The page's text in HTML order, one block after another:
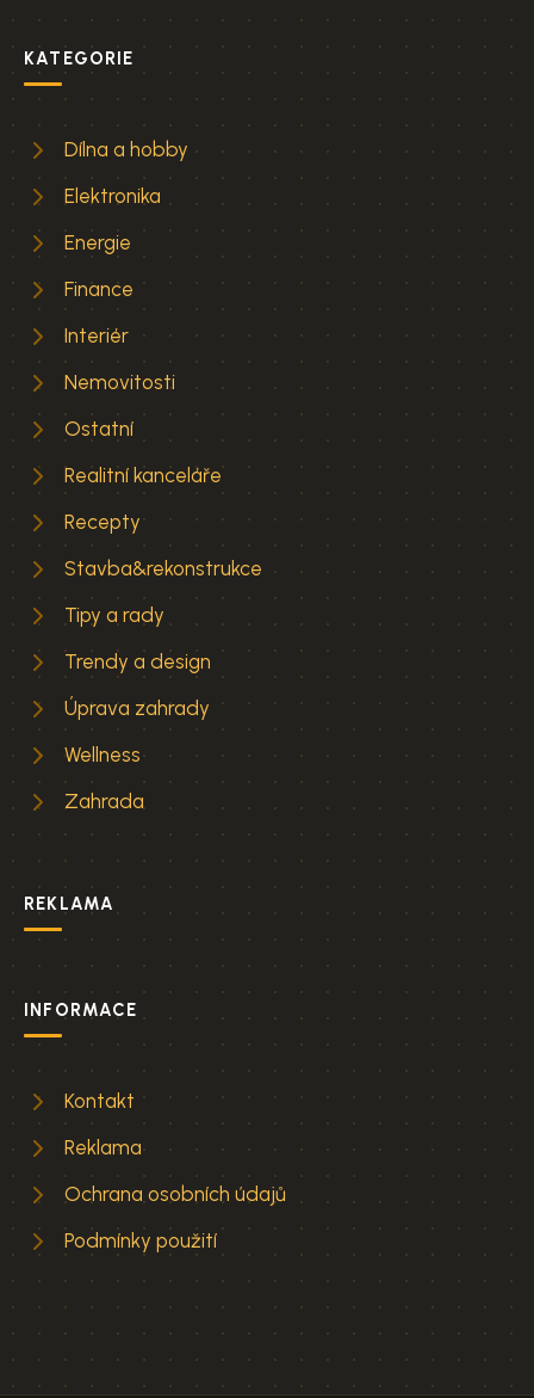
KATEGORIE
Dílna a hobby
Elektronika
Energie
Finance
Interiér
Nemovitosti
Ostatní
Realitní kanceláře
Recepty
Stavba&rekonstrukce
Tipy a rady
Trendy a design
Úprava zahrady
Wellness
Zahrada
REKLAMA
INFORMACE
Kontakt
Reklama
Ochrana osobních údajů
Podmínky použití